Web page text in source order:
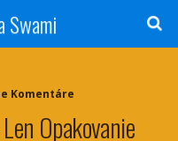
Swami
Komentáre
Opakovanie